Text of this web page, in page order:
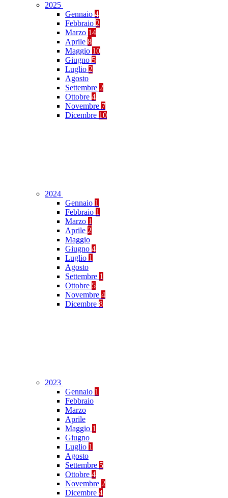
2025
Gennaio 4
Febbraio 2
Marzo 14
Aprile 8
Maggio 10
Giugno 5
Luglio 2
Agosto
Settembre 2
Ottobre 4
Novembre 7
Dicembre 10
2024
Gennaio 1
Febbraio 1
Marzo 1
Aprile 2
Maggio
Giugno 4
Luglio 1
Agosto
Settembre 1
Ottobre 5
Novembre 4
Dicembre 8
2023
Gennaio 1
Febbraio
Marzo
Aprile
Maggio 1
Giugno
Luglio 1
Agosto
Settembre 5
Ottobre 4
Novembre 2
Dicembre 4